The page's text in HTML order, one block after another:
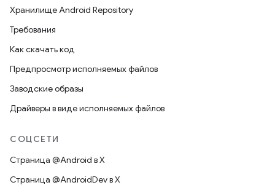
Хранилище Android Repository
Требования
Как скачать код
Предпросмотр исполняемых файлов
Заводские образы
Драйверы в виде исполняемых файлов
СОЦСЕТИ
Страница @Android в X
Страница @AndroidDev в X